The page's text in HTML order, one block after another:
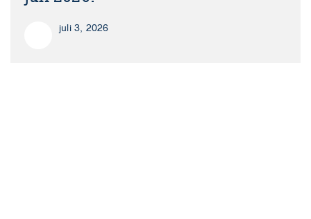
juli 3, 2026